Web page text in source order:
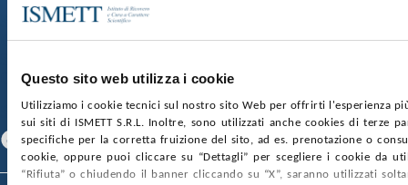
Questo sito web utilizza i cookie
Utilizziamo i cookie tecnici sul nostro sito Web per offrirti l'esperienza
sui siti di ISMETT S.R.L. Inoltre, sono utilizzati anche cookies di terze
specifiche per la corretta fruizione del sito, ad es. prenotazione o
cookie, oppure puoi cliccare su “Dettagli” per scegliere i cookie da
“Rifiuta” o chiudendo il banner cliccando su “X”, saranno utilizzati
SOCIETÀ TRASPARENTE
GARE E CONTRATTIPRIVACYCOOKIE POLICY
CONTATTI
SEGUICI SU
Facebook Linkedin Youtube